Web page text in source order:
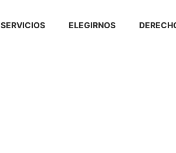
SERVICIOS ELEGIRNOS